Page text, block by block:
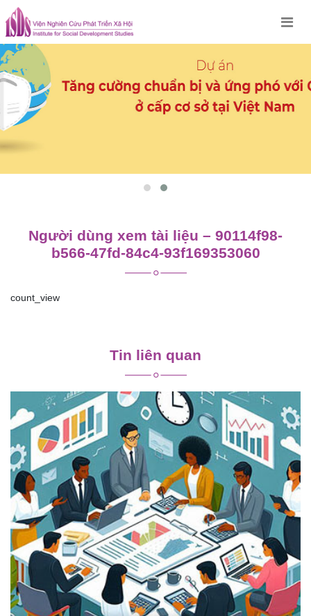
Skip
to
content
Người dùng xem tài liệu – 90114f98-
b566-47fd-84c4-93f169353060
count_view
viết
Tin liên quan